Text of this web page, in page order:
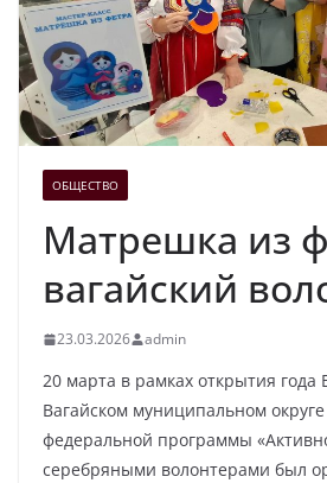
ОБЩЕСТВО
Матрешка из
вагайский
23.03.2026 admin
20 марта в рамках открытия года
Вагайском муниципальном
федеральной программы
серебряными волонтерами был